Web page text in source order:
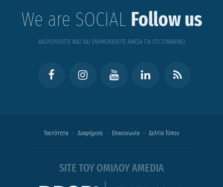
We are SOCIAL Follow us
ΑΚΟΛΟΥΘΗΣΤΕ ΜΑΣ ΚΑΙ ΕΝΗΜΕΡΩΘΕΙΤΕ ΑΜΕΣΑ ΓΙΑ ΟΤΙ ΣΥΜΒΑΙΝΕΙ
Ταυτότητα Διαφήμιση Επικοινωνία Δελτία Τύπου
SITE ΤΟΥ ΟΜΙΛΟΥ AMEDIA